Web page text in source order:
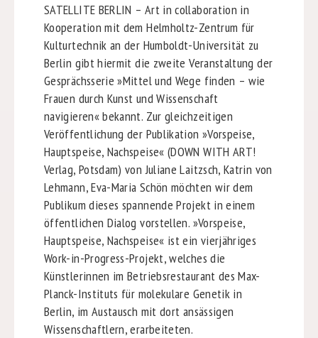
SATELLITE BERLIN – Art in collaboration in
Kooperation mit dem Helmholtz-Zentrum für
Kulturtechnik an der Humboldt-Universität zu
Berlin gibt hiermit die zweite Veranstaltung der
Gesprächsserie »Mittel und Wege finden – wie
Frauen durch Kunst und Wissenschaft
navigieren« bekannt. Zur gleichzeitigen
Veröffentlichung der Publikation »Vorspeise,
Hauptspeise, Nachspeise« (DOWN WITH ART!
Verlag, Potsdam) von Juliane Laitzsch, Katrin von
Lehmann, Eva-Maria Schön möchten wir dem
Publikum dieses spannende Projekt in einem
öffentlichen Dialog vorstellen. »Vorspeise,
Hauptspeise, Nachspeise« ist ein vierjähriges
Work-in-Progress-Projekt, welches die
Künstlerinnen im Betriebsrestaurant des Max-
Planck-Instituts für molekulare Genetik in
Berlin, im Austausch mit dort ansässigen
Wissenschaftlern, erarbeiteten.